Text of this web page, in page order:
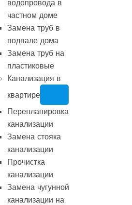
водопровода в
частном доме
Замена труб в
подвале дома
Замена труб на
пластиковые
Канализация в
квартире
Перепланировка
канализации
Замена стояка
канализации
Прочистка
канализации
Замена чугунной
канализации на